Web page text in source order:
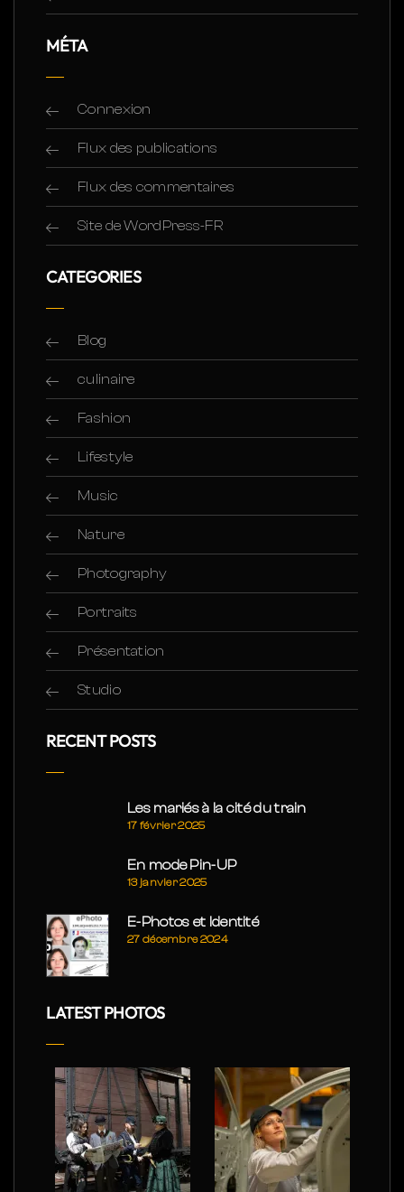
MÉTA
Connexion
Flux des publications
Flux des commentaires
Site de WordPress-FR
CATEGORIES
Blog
culinaire
Fashion
Lifestyle
Music
Nature
Photography
Portraits
Présentation
Studio
RECENT POSTS
Les mariés à la cité du train
17 février 2025
En mode Pin-UP
13 janvier 2025
E-Photos et Identité
27 décembre 2024
LATEST PHOTOS